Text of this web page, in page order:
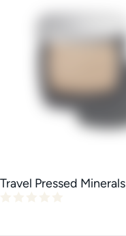
Travel Pressed Minerals